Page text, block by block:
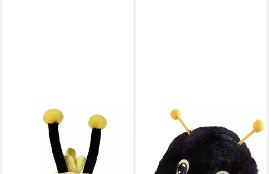
HEUNEC®
Kuscheltier Biene Maja, Maja
Öko, Verpackung aus
Recyclingkarton; enthält
HEUNEC®
Kuscheltier Young&Trendy,
11,89 €
lieferbar - in 6-8 Werktagen bei dir